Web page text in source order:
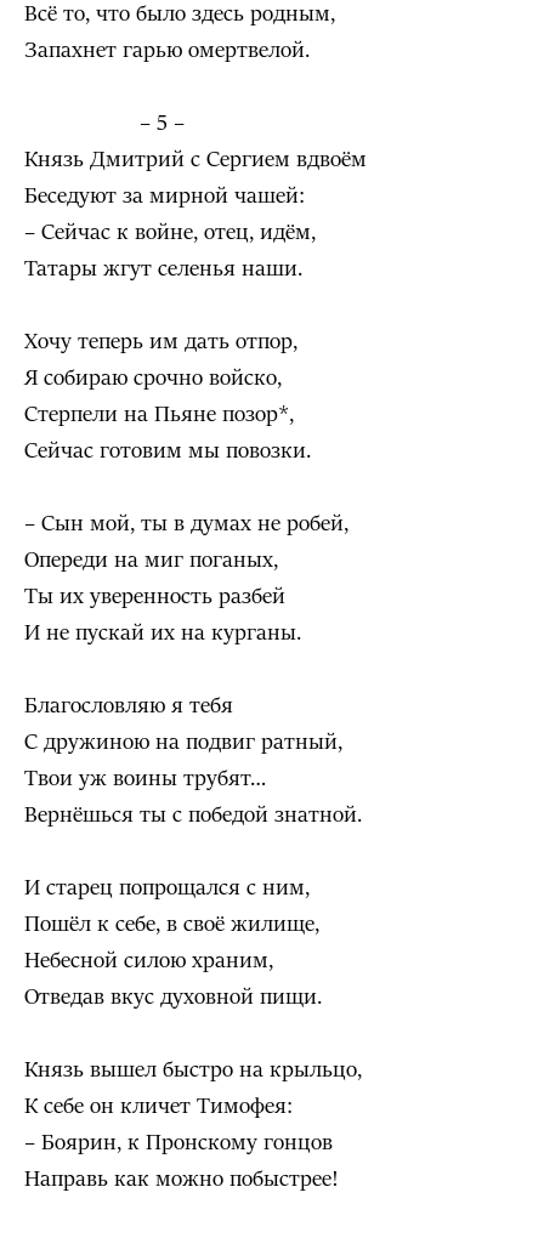
Всё то, что было здесь родным,
Запахнет гарью омертвелой.
– 5 –
Князь Дмитрий с Сергием вдвоём
Беседуют за мирной чашей:
– Сейчас к войне, отец, идём,
Татары жгут селенья наши.
Хочу теперь им дать отпор,
Я собираю срочно войско,
Стерпели на Пьяне позор*,
Сейчас готовим мы повозки.
– Сын мой, ты в думах не робей,
Опереди на миг поганых,
Ты их уверенность разбей
И не пускай их на курганы.
Благословляю я тебя
С дружиною на подвиг ратный,
Твои уж воины трубят…
Вернёшься ты с победой знатной.
И старец попрощался с ним,
Пошёл к себе, в своё жилище,
Небесной силою храним,
Отведав вкус духовной пищи.
Князь вышел быстро на крыльцо,
К себе он кличет Тимофея:
– Боярин, к Пронскому гонцов
Направь как можно побыстрее!